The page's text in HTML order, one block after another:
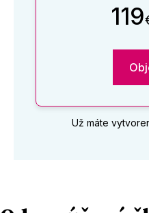
119
Už máte